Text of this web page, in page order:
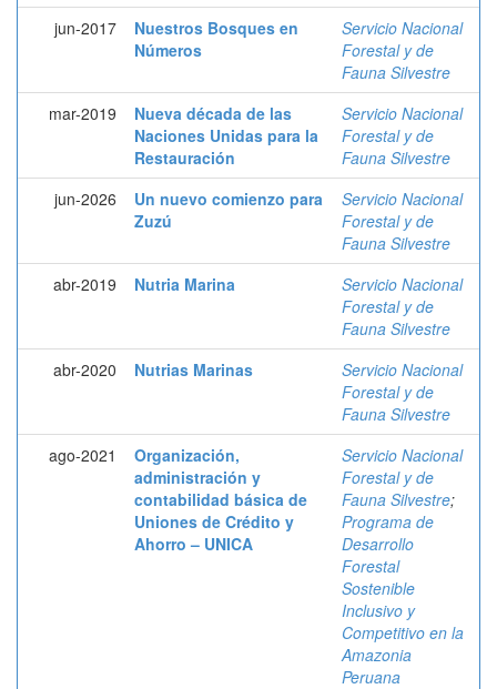
jun-2017
Nuestros Bosques en
Números
Servicio Nacional
Forestal y de
Fauna Silvestre
mar-2019
Nueva década de las
Naciones Unidas para la
Restauración
Servicio Nacional
Forestal y de
Fauna Silvestre
jun-2026
Un nuevo comienzo para
Zuzú
Servicio Nacional
Forestal y de
Fauna Silvestre
abr-2019
Nutria Marina
Servicio Nacional
Forestal y de
Fauna Silvestre
abr-2020
Nutrias Marinas
Servicio Nacional
Forestal y de
Fauna Silvestre
ago-2021
Organización,
administración y
contabilidad básica de
Uniones de Crédito y
Ahorro – UNICA
Servicio Nacional
Forestal y de
Fauna Silvestre;
Programa de
Desarrollo
Forestal
Sostenible
Inclusivo y
Competitivo en la
Amazonia
Peruana